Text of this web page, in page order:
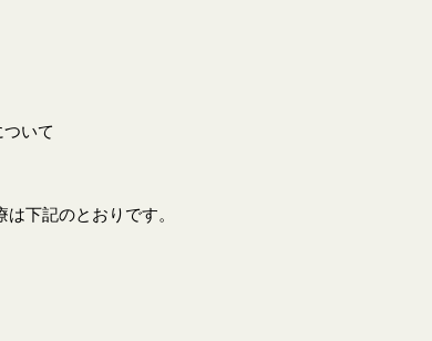
いて
下記のとおりです。